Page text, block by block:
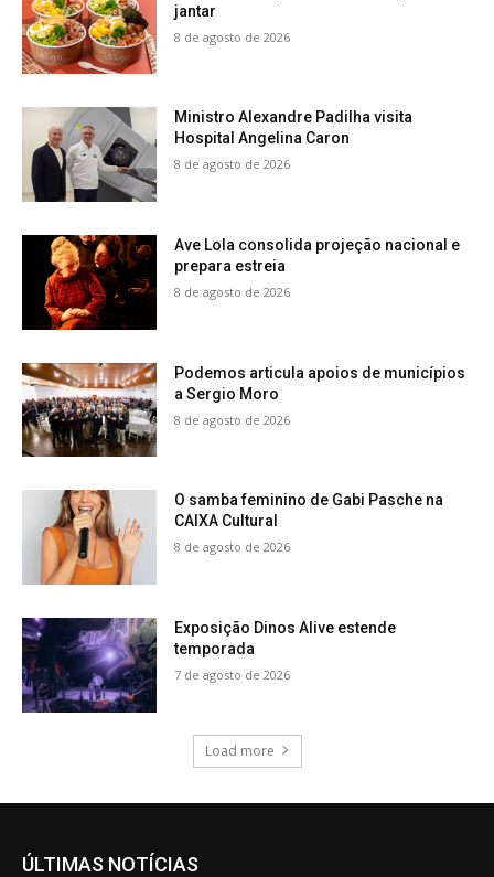
jantar
8 de agosto de 2026
Ministro Alexandre Padilha visita
Hospital Angelina Caron
8 de agosto de 2026
Ave Lola consolida projeção nacional e
prepara estreia
8 de agosto de 2026
Podemos articula apoios de municípios
a Sergio Moro
8 de agosto de 2026
O samba feminino de Gabi Pasche na
CAIXA Cultural
8 de agosto de 2026
Exposição Dinos Alive estende
temporada
7 de agosto de 2026
Load more
ÚLTIMAS NOTÍCIAS